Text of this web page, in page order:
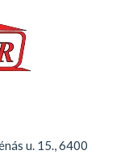
u. 15., 6400